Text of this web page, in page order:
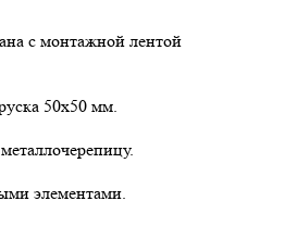
с монтажной лентой
50х50 мм.
элементами.